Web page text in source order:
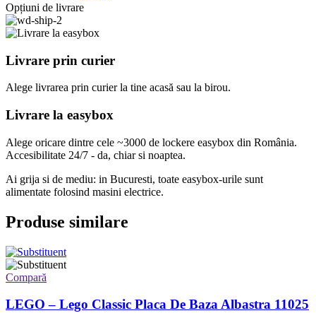
Opțiuni de livrare
Livrare prin curier
Alege livrarea prin curierla tine acasă sau la birou.
Livrare la easybox
Alege oricare dintre cele ~3000 de lockere easybox din România.
Accesibilitate 24/7 - da, chiar si noaptea.
Ai grija si de mediu: in Bucuresti, toate easybox-urile sunt
alimentate folosind masini electrice.
Produse similare
Compară
LEGO – Lego Classic Placa De Baza Albastra 11025